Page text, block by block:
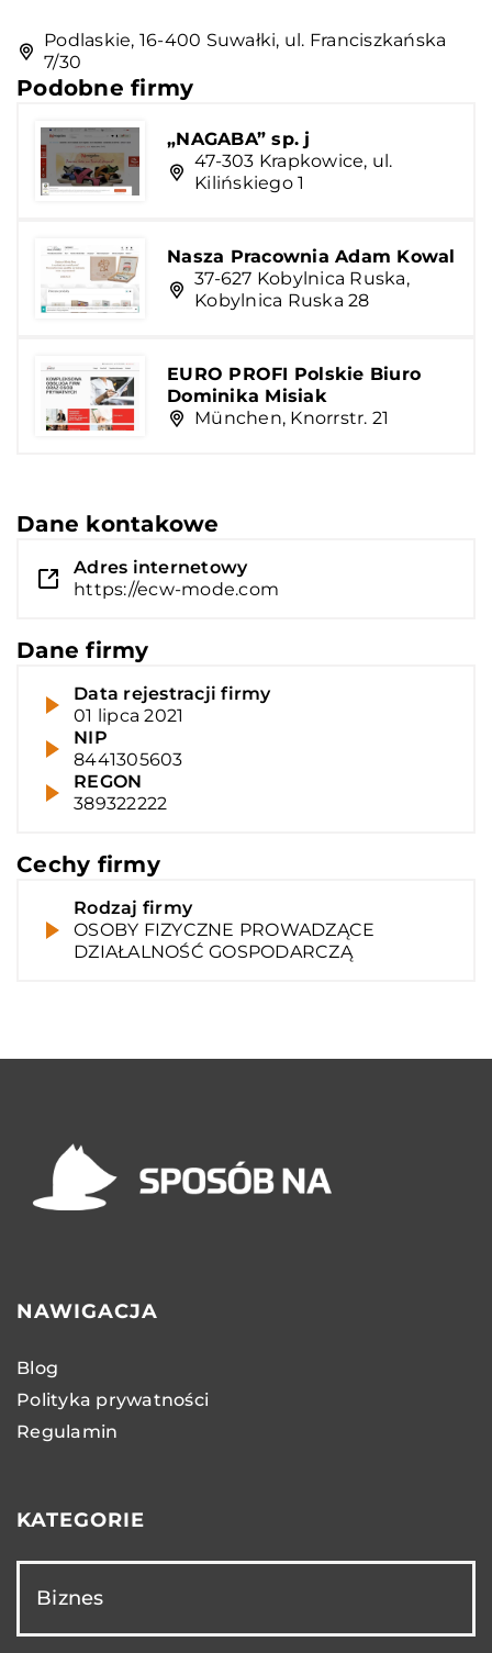
Podlaskie, 16-400 Suwałki, ul. Franciszkańska
7/30
Podobne firmy
„NAGABA” sp. j
47-303 Krapkowice, ul.
Kilińskiego 1
Nasza Pracownia Adam Kowal
37-627 Kobylnica Ruska,
Kobylnica Ruska 28
EURO PROFI Polskie Biuro
Dominika Misiak
München, Knorrstr. 21
Dane kontakowe
Adres internetowy
https://ecw-mode.com
Dane firmy
Data rejestracji firmy
01 lipca 2021
NIP
8441305603
REGON
389322222
Cechy firmy
Rodzaj firmy
OSOBY FIZYCZNE PROWADZĄCE
DZIAŁALNOŚĆ GOSPODARCZĄ
NAWIGACJA
Blog
Polityka prywatności
Regulamin
KATEGORIE
Biznes